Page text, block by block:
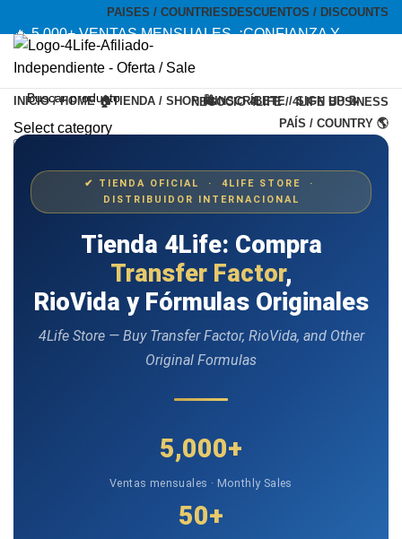
PAISES / COUNTRIES DESCUENTOS / DISCOUNTS
🔥 5,000+ VENTAS MENSUALES. ¡CONFIANZA Y
CALIDAD! --- 🔥 5,000+ MONTHLY SALES. TRUST AND
QUALITY!
NEGOCIO 4LIFE / 4LIFE BUSINESS
TIENDA OFICIAL / OFFICIAL STORE 🔒
Select category
Menu
INICIO / HOME 🏠TIENDA / SHOP 🛍️INSCRÍBETE / SIGN UP 📝
PAÍS / COUNTRY 🌎
✔ TIENDA OFICIAL · 4LIFE STORE ·
DISTRIBUIDOR INTERNACIONAL
Tienda 4Life: Compra
Transfer Factor,
RioVida y Fórmulas Originales
4Life Store — Buy Transfer Factor, RioVida, and Other
Original Formulas
5,000+
Ventas mensuales · Monthly Sales
50+